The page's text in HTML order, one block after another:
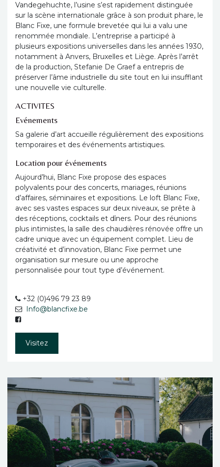
Vandegehuchte, l’usine s’est rapidement distinguée
sur la scène internationale grâce à son produit phare, le
Blanc Fixe, une formule brevetée qui lui a valu une
renommée mondiale. L’entreprise a participé à
plusieurs expositions universelles dans les années 1930,
notamment à Anvers, Bruxelles et Liège. Après l’arrêt
de la production, Stefanie De Graef a entrepris de
préserver l’âme industrielle du site tout en lui insufflant
une nouvelle vie culturelle.
ACTIVITES
Evénements
Sa galerie d’art accueille régulièrement des expositions
temporaires et des événements artistiques.
Location pour événements
Aujourd’hui, Blanc Fixe propose des espaces
polyvalents pour des concerts, mariages, réunions
d’affaires, séminaires et expositions. Le loft Blanc Fixe,
avec ses vastes espaces sur deux niveaux, se prête à
des réceptions, cocktails et dîners. Pour des réunions
plus intimistes, la salle des chaudières rénovée offre un
cadre unique avec un équipement complet. Lieu de
créativité et d’innovation, Blanc Fixe permet une
organisation sur mesure ou une approche
personnalisée pour tout type d’événement.
+32 (0)496 79 23 89
Info@blancfixe.be
Visitez